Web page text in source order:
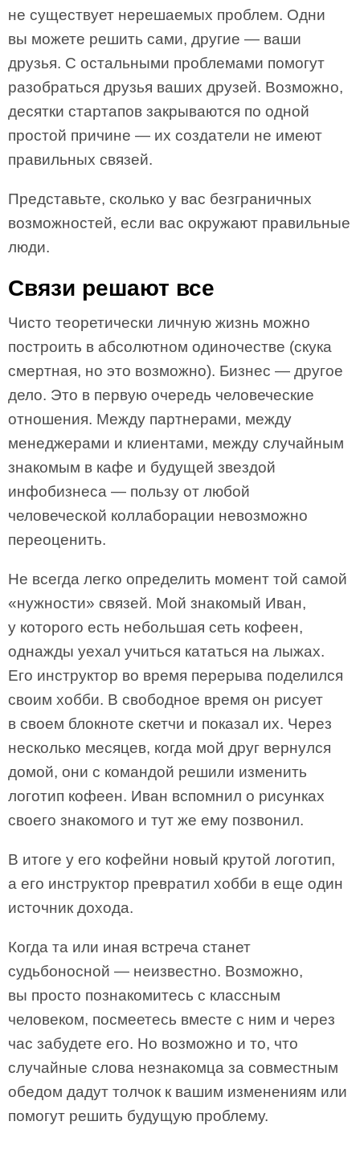
не существует нерешаемых проблем. Одни
вы можете решить сами, другие — ваши
друзья. С остальными проблемами помогут
разобраться друзья ваших друзей. Возможно,
десятки стартапов закрываются по одной
простой причине — их создатели не имеют
правильных связей.
Представьте, сколько у вас безграничных
возможностей, если вас окружают правильные
люди.
Связи решают все
Чисто теоретически личную жизнь можно
построить в абсолютном одиночестве (скука
смертная, но это возможно). Бизнес — другое
дело. Это в первую очередь человеческие
отношения. Между партнерами, между
менеджерами и клиентами, между случайным
знакомым в кафе и будущей звездой
инфобизнеса — пользу от любой
человеческой коллаборации невозможно
переоценить.
Не всегда легко определить момент той самой
«нужности» связей. Мой знакомый Иван,
у которого есть небольшая сеть кофеен,
однажды уехал учиться кататься на лыжах.
Его инструктор во время перерыва поделился
своим хобби. В свободное время он рисует
в своем блокноте скетчи и показал их. Через
несколько месяцев, когда мой друг вернулся
домой, они с командой решили изменить
логотип кофеен. Иван вспомнил о рисунках
своего знакомого и тут же ему позвонил.
В итоге у его кофейни новый крутой логотип,
а его инструктор превратил хобби в еще один
источник дохода.
Когда та или иная встреча станет
судьбоносной — неизвестно. Возможно,
вы просто познакомитесь с классным
человеком, посмеетесь вместе с ним и через
час забудете его. Но возможно и то, что
случайные слова незнакомца за совместным
обедом дадут толчок к вашим изменениям или
помогут решить будущую проблему.